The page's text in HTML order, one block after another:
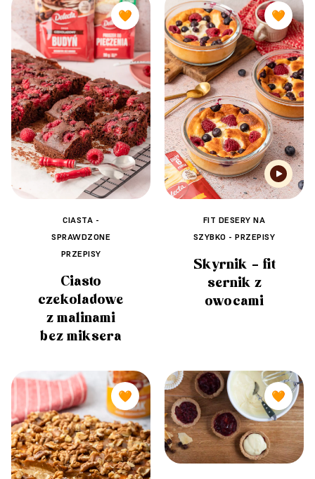
🧡
CIASTA -
SPRAWDZONE
PRZEPISY
Ciasto
czekoladowe
z malinami
bez miksera
🧡
FIT DESERY NA
SZYBKO - PRZEPISY
Skyrnik – fit
sernik z
owocami
🧡 🧡